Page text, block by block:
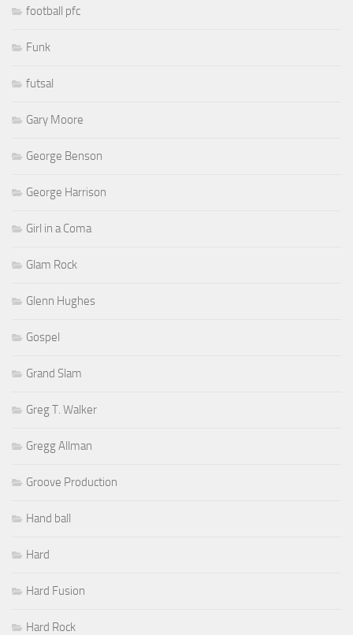
football pfc
Funk
futsal
Gary Moore
George Benson
George Harrison
Girl in a Coma
Glam Rock
Glenn Hughes
Gospel
Grand Slam
Greg T. Walker
Gregg Allman
Groove Production
Hand ball
Hard
Hard Fusion
Hard Rock